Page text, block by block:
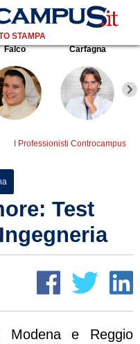
STAMPA
Falco Carfagna
I Professionisti Controcampus
Test
Modena e Reggio